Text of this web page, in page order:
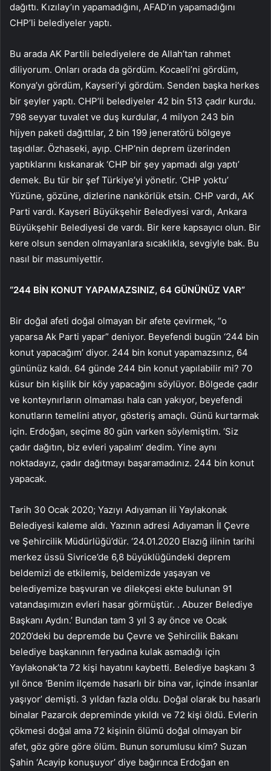
dağıttı. Kızılay’ın yapamadığını, AFAD’ın yapamadığını
CHP’li belediyeler yaptı.
Bu arada AK Partili belediyelere de Allah’tan rahmet
diliyorum. Onları orada da gördüm. Kocaeli’ni gördüm,
Konya’yı gördüm, Kayseri’yi gördüm. Senden başka herkes
bir şeyler yaptı. CHP’li belediyeler 42 bin 513 çadır kurdu.
798 seyyar tuvalet ve duş kurdular, 4 milyon 243 bin
hijyen paketi dağıttılar, 2 bin 199 jeneratörü bölgeye
taşıdılar. Özhaseki, ayıp. CHP’nin deprem üzerinden
yaptıklarını kıskanarak ‘CHP bir şey yapmadı algı yaptı’
demek. Bu tür bir şef Türkiye’yi yönetir. ‘CHP yoktu’
Yüzüne, gözüne, dizlerine nankörlük etsin. CHP vardı, AK
Parti vardı. Kayseri Büyükşehir Belediyesi vardı, Ankara
Büyükşehir Belediyesi de vardı. Bir kere kapsayıcı olun. Bir
kere olsun senden olmayanlara sıcaklıkla, sevgiyle bak. Bu
nasıl bir masumiyettir.
“244 BİN KONUT YAPAMAZSINIZ, 64 GÜNÜNÜZ VAR”
Bir doğal afeti doğal olmayan bir afete çevirmek, “o
yaparsa Ak Parti yapar” deniyor. Beyefendi bugün ‘244 bin
konut yapacağım’ diyor. 244 bin konut yapamazsınız, 64
gününüz kaldı. 64 günde 244 bin konut yapılabilir mi? 70
küsur bin kişilik bir köy yapacağını söylüyor. Bölgede çadır
ve konteynırların olmaması hala can yakıyor, beyefendi
konutların temelini atıyor, gösteriş amaçlı. Günü kurtarmak
için. Erdoğan, seçime 80 gün varken söylemiştim. ‘Siz
çadır dağıtın, biz evleri yapalım’ dedim. Yine aynı
noktadayız, çadır dağıtmayı başaramadınız. 244 bin konut
yapacak.
Tarih 30 Ocak 2020; Yazıyı Adıyaman ili Yaylakonak
Belediyesi kaleme aldı. Yazının adresi Adıyaman İl Çevre
ve Şehircilik Müdürlüğü’dür. ‘24.01.2020 Elazığ ilinin tarihi
merkez üssü Sivrice’de 6,8 büyüklüğündeki deprem
beldemizi de etkilemiş, beldemizde yaşayan ve
belediyemize başvuran ve dilekçesi ekte bulunan 91
vatandaşımızın evleri hasar görmüştür. . Abuzer Belediye
Başkanı Aydın.’ Bundan tam 3 yıl 3 ay önce ve Ocak
2020’deki bu depremde bu Çevre ve Şehircilik Bakanı
belediye başkanının feryadına kulak asmadığı için
Yaylakonak’ta 72 kişi hayatını kaybetti. Belediye başkanı 3
yıl önce ‘Benim ilçemde hasarlı bir bina var, içinde insanlar
yaşıyor’ demişti. 3 yıldan fazla oldu. Doğal olarak bu hasarlı
binalar Pazarcık depreminde yıkıldı ve 72 kişi öldü. Evlerin
çökmesi doğal ama 72 kişinin ölümü doğal olmayan bir
afet, göz göre göre ölüm. Bunun sorumlusu kim? Suzan
Şahin ‘Acayip konuşuyor’ diye bağırınca Erdoğan en